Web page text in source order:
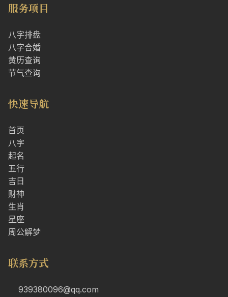
服务项目
八字排盘
八字合婚
黄历查询
节气查询
快速导航
首页
八字
起名
五行
吉日
财神
生肖
星座
周公解梦
联系方式
939380096@qq.com